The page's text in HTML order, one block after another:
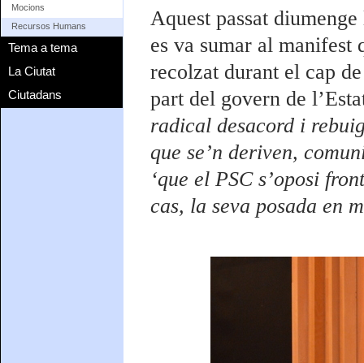
Mocions
Recursos Humans
Tema a tema
La Ciutat
Ciutadans
Aquest passat
es va sumar al manifest
recolzat durant el cap
part del govern de
radical desacord i
que se’n deriven,
‘que el PSC s’oposi
cas, la seva posada en